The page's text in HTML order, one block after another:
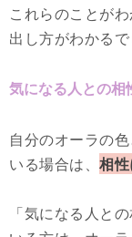
これらのことが
出し方がわかるで
気になる人との相
自分のオーラの
いる場合は、 相
「気になる人と